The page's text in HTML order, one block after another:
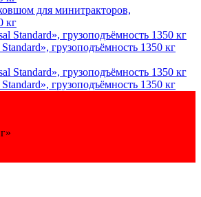
для минитракторов,
кг
грузоподъёмность 1350 кг
грузоподъёмность 1350 кг